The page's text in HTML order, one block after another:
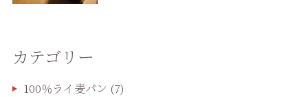
カテゴリー
100％ライ麦パン (7)